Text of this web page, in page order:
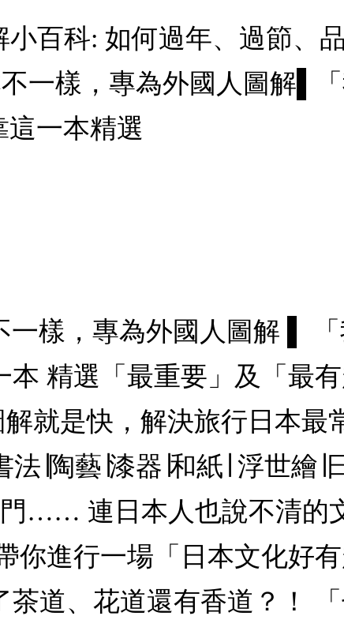
小百科: 如何過年、過節、
一樣，專為外國人圖解▌
一本精選
一樣，專為外國人圖解 ▌
精選「最重要」及「最
就是快，解決旅行日本
法∣陶藝∣漆器∣和紙∣ 浮世繪
門…… 連日本人也說不清的
你進行一場「日本文化好
茶道、花道還有香道？！